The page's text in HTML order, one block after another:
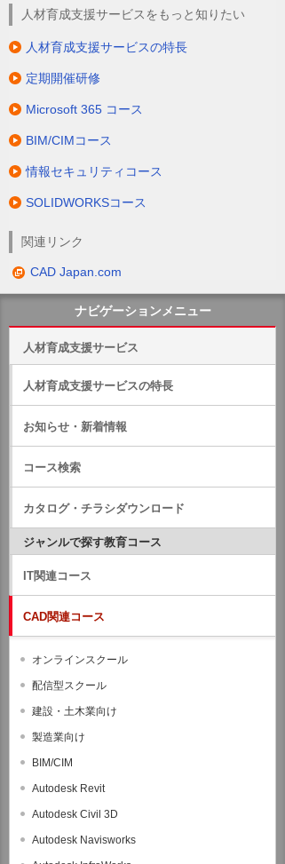
人材育成支援サービスをもっと知りたい
人材育成支援サービスの特長
定期開催研修
Microsoft 365 コース
BIM/CIMコース
情報セキュリティコース
SOLIDWORKSコース
関連リンク
CAD Japan.com
ナビゲーションメニュー
人材育成支援サービス
人材育成支援サービスの特長
お知らせ・新着情報
コース検索
カタログ・チラシダウンロード
ジャンルで探す教育コース
IT関連コース
CAD関連コース
オンラインスクール
配信型スクール
建設・土木業向け
製造業向け
BIM/CIM
Autodesk Revit
Autodesk Civil 3D
Autodesk Navisworks